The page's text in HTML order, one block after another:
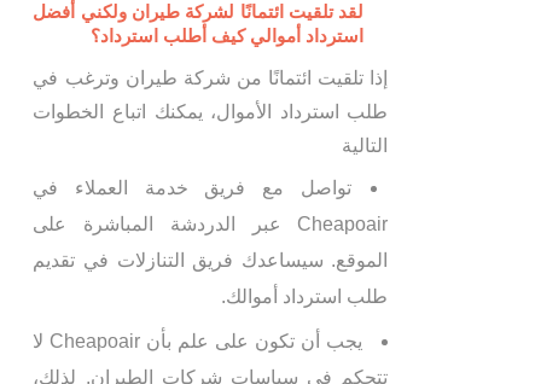
لقد تلقيت ائتمانًا لشركة طيران ولكني أفضل
استرداد أموالي كيف أطلب استرداد؟
إذا تلقيت ائتمانًا من شركة طيران وترغب في
طلب استرداد الأموال، يمكنك اتباع الخطوات
التالية
تواصل مع فريق خدمة العملاء في
Cheapoair عبر الدردشة المباشرة على
الموقع. سيساعدك فريق التنازلات في تقديم
طلب استرداد أموالك.
يجب أن تكون على علم بأن Cheapoair لا
تتحكم في سياسات شركات الطيران. لذلك،